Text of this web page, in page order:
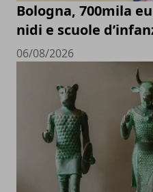
Bologna, 700mila
nidi e scuole
06/08/2026